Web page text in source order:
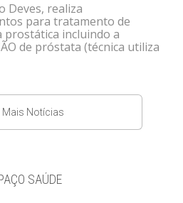
Deves, realiza
para tratamento de
prostática incluindo a
de próstata (técnica utiliza
Mais Notícias
SAÚDE